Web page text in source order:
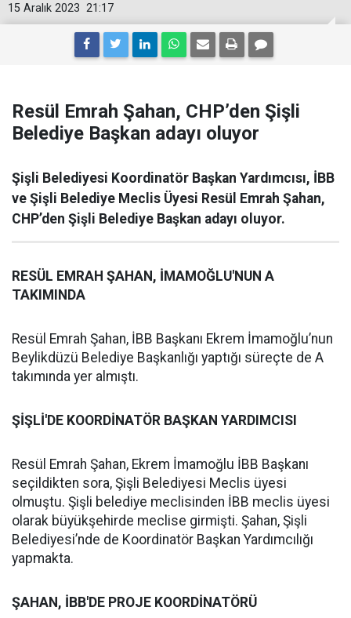
21:17
15 Aralık 2023
Resül Emrah Şahan, CHP’den Şişli
Belediye Başkan adayı oluyor
Şişli Belediyesi Koordinatör Başkan Yardımcısı, İBB
ve Şişli Belediye Meclis Üyesi Resül Emrah Şahan,
CHP’den Şişli Belediye Başkan adayı oluyor.
RESÜL EMRAH ŞAHAN, İMAMOĞLU'NUN A
TAKIMINDA
Resül Emrah Şahan, İBB Başkanı Ekrem İmamoğlu’nun
Beylikdüzü Belediye Başkanlığı yaptığı süreçte de A
takımında yer almıştı.
ŞİŞLİ'DE KOORDİNATÖR BAŞKAN YARDIMCISI
Resül Emrah Şahan, Ekrem İmamoğlu İBB Başkanı
seçildikten sora, Şişli Belediyesi Meclis üyesi
olmuştu. Şişli belediye meclisinden İBB meclis üyesi
olarak büyükşehirde meclise girmişti. Şahan, Şişli
Belediyesi’nde de Koordinatör Başkan Yardımcılığı
yapmakta.
ŞAHAN, İBB'DE PROJE KOORDİNATÖRÜ